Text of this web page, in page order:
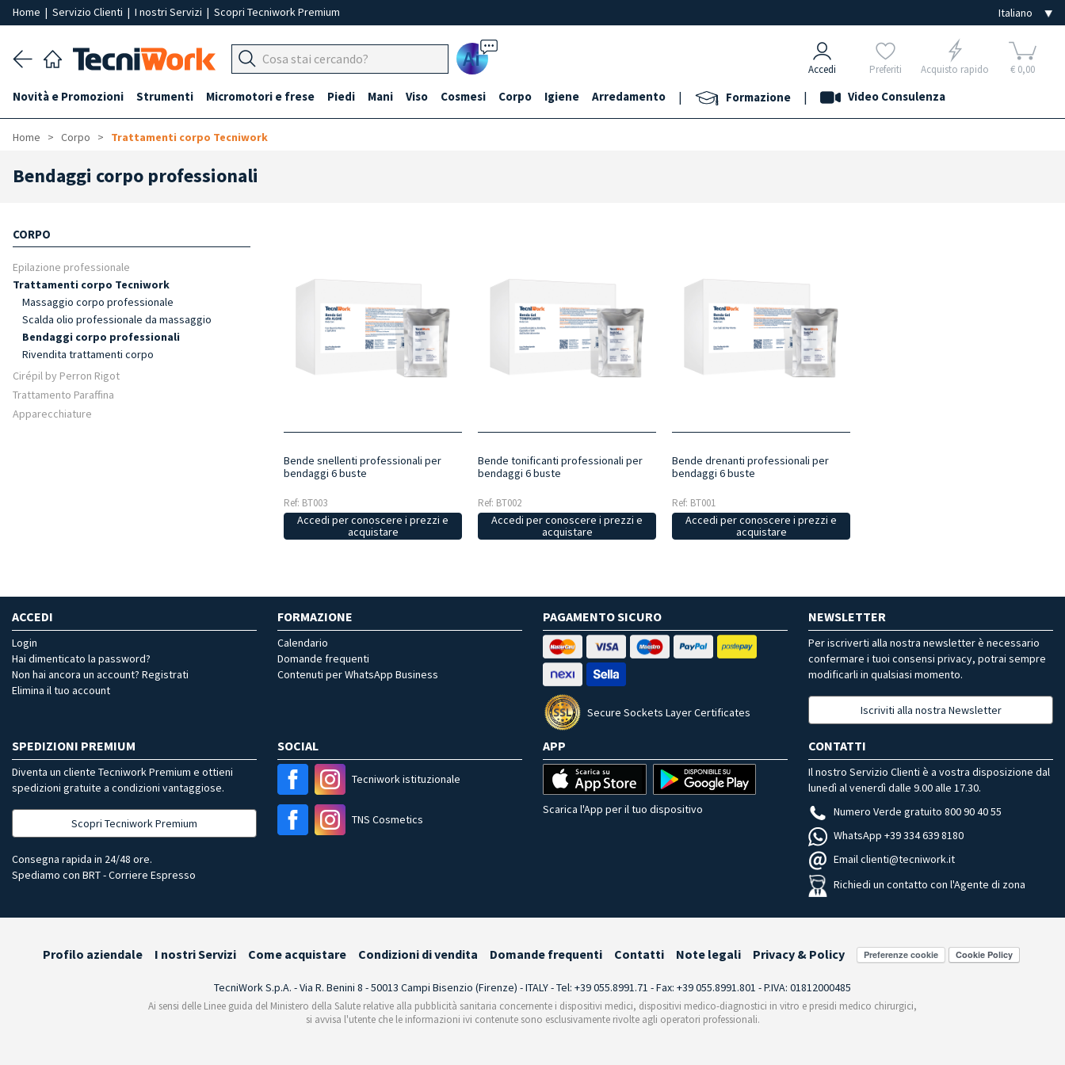
Home | Servizio Clienti | I nostri Servizi | Scopri Tecniwork Premium
Ai Accedi Preferiti Acquisto rapido € 0,00
Novità e Promozioni Strumenti Micromotori e frese Piedi Mani Viso Cosmesi Corpo Igiene Arredamento | Formazione | Video Consulenza
Home Corpo Trattamenti corpo Tecniwork
Bendaggi corpo professionali
CORPO
Epilazione professionale
Trattamenti corpo Tecniwork
Massaggio corpo professionale
Scalda olio professionale da massaggio
Bendaggi corpo professionali
Rivendita trattamenti corpo
Cirépil by Perron Rigot
Trattamento Paraffina
Apparecchiature
Bende snellenti professionali per
bendaggi 6 buste
Ref: BT003
Accedi per conoscere i prezzi e
acquistare
Bende tonificanti professionali per
bendaggi 6 buste
Ref: BT002
Accedi per conoscere i prezzi e
acquistare
Bende drenanti professionali per
bendaggi 6 buste
Ref: BT001
Accedi per conoscere i prezzi e
acquistare
ACCEDI
Login
Hai dimenticato la password?
Non hai ancora un account? Registrati
Elimina il tuo account
FORMAZIONE
Calendario
Domande frequenti
Contenuti per WhatsApp Business
PAGAMENTO SICURO
Secure Sockets Layer Certificates
NEWSLETTER
Per iscriverti alla nostra newsletter è necessario
confermare i tuoi consensi privacy, potrai sempre
modificarli in qualsiasi momento.
Iscriviti alla nostra Newsletter
SPEDIZIONI PREMIUM
Diventa un cliente Tecniwork Premium e ottieni
spedizioni gratuite a condizioni vantaggiose.
Scopri Tecniwork Premium
Consegna rapida in 24/48 ore.
Spediamo con BRT - Corriere Espresso
SOCIAL
Tecniwork istituzionale
TNS Cosmetics
APP
Scarica l'App per il tuo dispositivo
CONTATTI
Il nostro Servizio Clienti è a vostra disposizione dal
lunedì al venerdì dalle 9.00 alle 17.30.
Numero Verde gratuito 800 90 40 55
WhatsApp +39 334 639 8180
Email clienti@tecniwork.it
Richiedi un contatto con l'Agente di zona
Profilo aziendale I nostri Servizi Come acquistare Condizioni di vendita Domande frequenti Contatti Note legali Privacy & Policy Preferenze cookie
TecniWork S.p.A. - Via R. Benini 8 - 50013 Campi Bisenzio (Firenze) - ITALY - Tel: +39 055.8991.71 - Fax: +39 055.8991.801 - P.IVA: 01812000485
Ai sensi delle Linee guida del Ministero della Salute relative alla pubblicità sanitaria concernente i dispositivi medici, dispositivi medico-diagnostici in vitro e presidi medico chirurgici,
si avvisa l'utente che le informazioni ivi contenute sono esclusivamente rivolte agli operatori professionali.